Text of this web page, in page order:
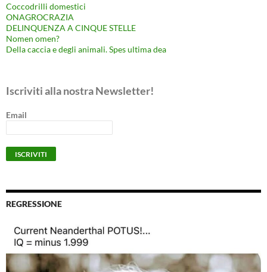
Coccodrilli domestici
ONAGROCRAZIA
DELINQUENZA A CINQUE STELLE
Nomen omen?
Della caccia e degli animali. Spes ultima dea
Iscriviti alla nostra Newsletter!
Email
REGRESSIONE